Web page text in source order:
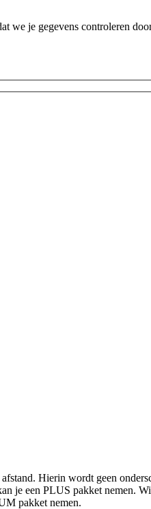
je gegevens controleren
Hierin wordt geen
je een PLUS pakket nemen.
pakket nemen.